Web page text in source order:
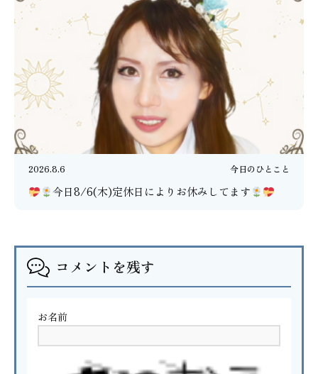
2026.8.6 今日のひとこと
今日8/6(木)定休日によりお休みしてます
コメントを残す
お名前